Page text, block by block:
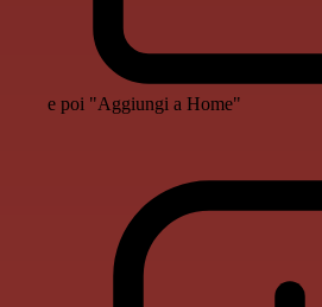
e poi "Aggiungi a Home"